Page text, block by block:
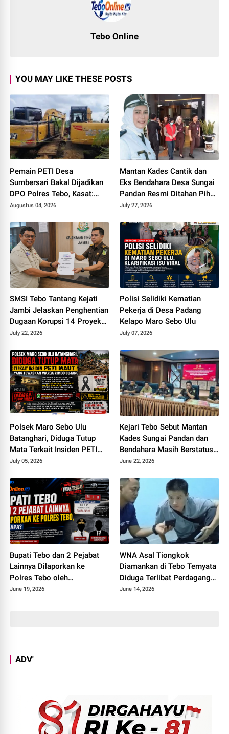
Tebo Online
YOU MAY LIKE THESE POSTS
Pemain PETI Desa
Sumbersari Bakal Dijadikan
DPO Polres Tebo, Kasat:
Karena Tak Pernah Penuhi
Augustus 04, 2026
Mantan Kades Cantik dan
Eks Bendahara Desa Sungai
Pandan Resmi Ditahan Pihak
Kejari Tebo Terkait Dugaan
July 27, 2026
SMSI Tebo Tantang Kejati
Jambi Jelaskan Penghentian
Dugaan Korupsi 14 Proyek
DPUPR Tebo
July 22, 2026
Polisi Selidiki Kematian
Pekerja di Desa Padang
Kelapo Maro Sebo Ulu
July 07, 2026
Polsek Maro Sebo Ulu
Batanghari, Diduga Tutup
Mata Terkait Insiden PETI
Maut Yang Tewaskan Warga
July 05, 2026
Kejari Tebo Sebut Mantan
Kades Sungai Pandan dan
Bendahara Masih Berstatus
Saksi, Padahal Sudah Sita Rp
June 22, 2026
Bupati Tebo dan 2 Pejabat
Lainnya Dilaporkan ke
Polres Tebo oleh
Masyarakatnya, Ada Apa
June 19, 2026
WNA Asal Tiongkok
Diamankan di Tebo Ternyata
Diduga Terlibat Perdagangan
Orang, Datang ke Tebo
June 14, 2026
ADV'